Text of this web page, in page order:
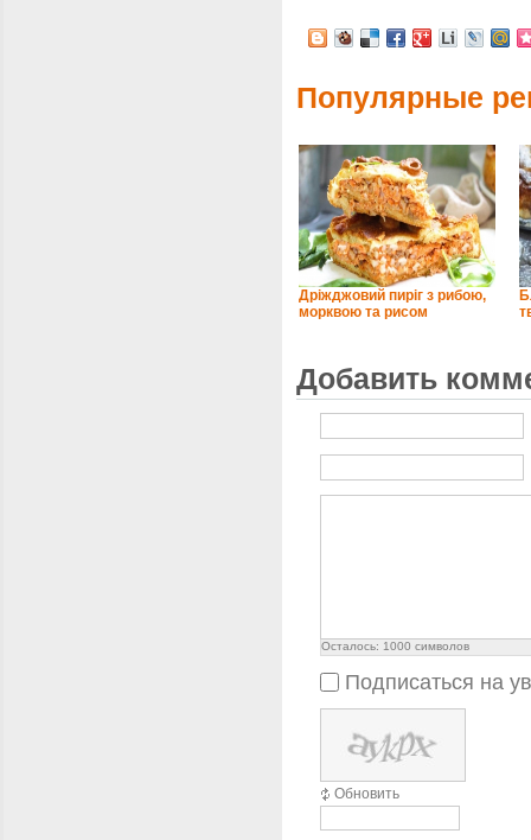
Популярные
Дріжджовий пиріг з рибою,
морквою та рисом
Добавить
Осталось: 1000 символов
Подписаться на
Обновить